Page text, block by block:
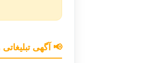
📢 آگهی تبلیغاتی